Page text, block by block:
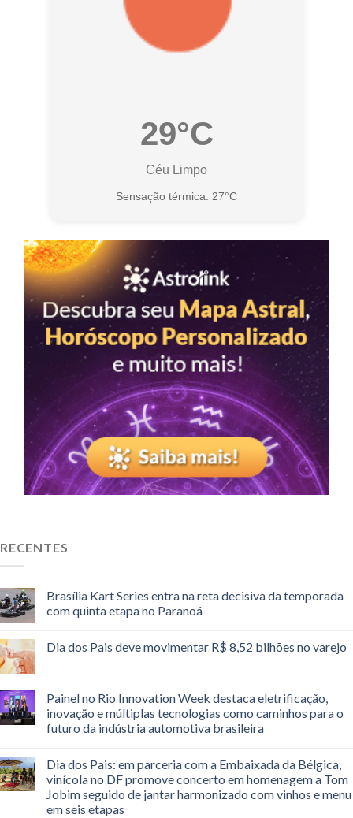
29°C
Céu Limpo
Sensação térmica: 27°C
RECENTES
Brasília Kart Series entra na reta decisiva da temporada
com quinta etapa no Paranoá
Dia dos Pais deve movimentar R$ 8,52 bilhões no varejo
Painel no Rio Innovation Week destaca eletrificação,
inovação e múltiplas tecnologias como caminhos para o
futuro da indústria automotiva brasileira
Dia dos Pais: em parceria com a Embaixada da Bélgica,
vinícola no DF promove concerto em homenagem a Tom
Jobim seguido de jantar harmonizado com vinhos e menu
em seis etapas